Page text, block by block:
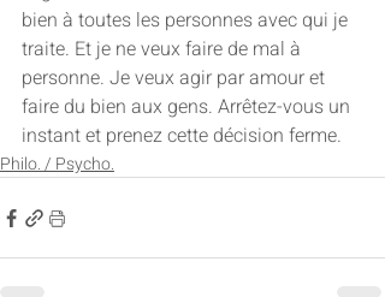
bien à toutes les personnes avec qui je
traite. Et je ne veux faire de mal à
personne. Je veux agir par amour et
faire du bien aux gens. Arrêtez-vous un
instant et prenez cette décision ferme.
Philo. / Psycho.